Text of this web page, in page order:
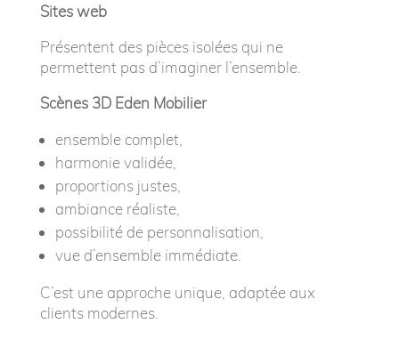
Sites web
Présentent des pièces isolées qui ne
permettent pas d’imaginer l’ensemble.
Scènes 3D Eden Mobilier
ensemble complet,
harmonie validée,
proportions justes,
ambiance réaliste,
possibilité de personnalisation,
vue d’ensemble immédiate.
C’est une approche unique, adaptée aux
clients modernes.